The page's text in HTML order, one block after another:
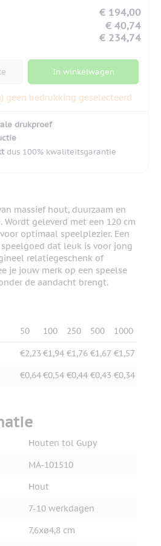
€ 194,00
€ 40,74
€ 234,74
In winkelwagen
geen bedrukking geselecteerd
drukproef
dus 100% kwaliteitsgarantie
massief hout, duurzaam en
geleverd met een 120 cm
optimaal speelplezier. Een
dat leuk is voor jong
relatiegeschenk of
je jouw merk op een speelse
de aandacht brengt.
50 100 250 500 1000
€2,23 €1,94 €1,76 €1,67 €1,57
€0,64€0,54 €0,44 €0,43 €0,34
Houten tol Gupy
MA-101510
Hout
7-10 werkdagen
7,6xø4,8 cm